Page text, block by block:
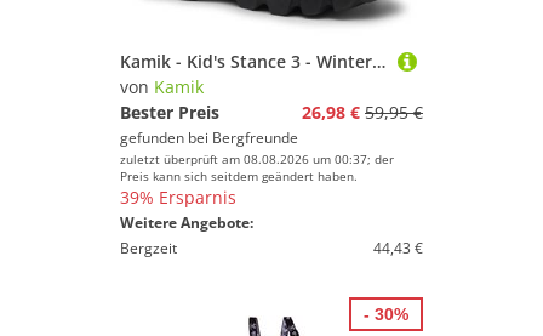
Kamik - Kid's Stance 3 - Winterschuhe Gr 23 schwarz/lila
von Kamik
Bester Preis
26,98 € 59,95 €
gefunden bei Bergfreunde
zuletzt überprüft am 08.08.2026 um 00:37; der
Preis kann sich seitdem geändert haben.
39% Ersparnis
Weitere Angebote:
Bergzeit
44,43 €
- 30%